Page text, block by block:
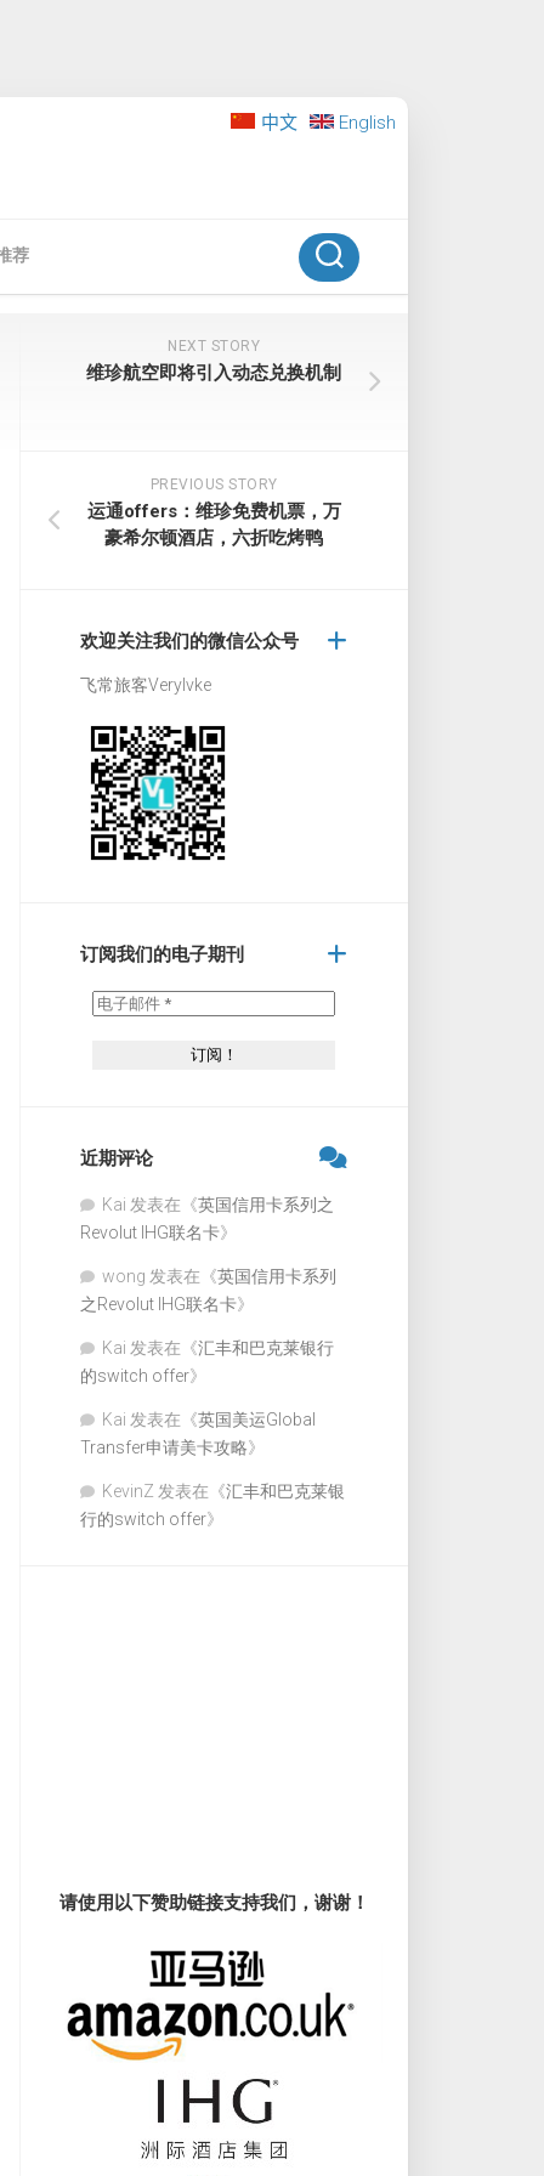
荐
中文 English
NEXT STORY
维珍航空即将引入动态兑换机制
PREVIOUS STORY
运通offers：维珍免费机票，万
豪希尔顿酒店，六折吃烤鸭
欢迎关注我们的微信公众号
飞常旅客Verylvke
订阅我们的电子期刊
近期评论
Kai 发表在《英国信用卡系列之
Revolut IHG联名卡》
wong 发表在《英国信用卡系列
之Revolut IHG联名卡》
Kai 发表在《汇丰和巴克莱银行
的switch offer》
Kai 发表在《英国美运Global
Transfer申请美卡攻略》
KevinZ 发表在《汇丰和巴克莱银
行的switch offer》
请使用以下赞助链接支持我们，谢谢！